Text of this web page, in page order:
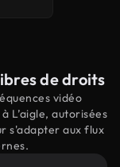
de droits
vidéo
L’aigle, autorisées
s'adapter aux flux